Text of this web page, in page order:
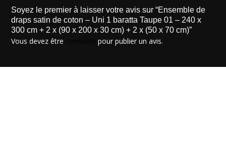
Soyez le premier à laisser votre avis sur “Ensemble de
draps satin de coton – Uni 1 baratta Taupe 01 – 240 x
300 cm + 2 x (90 x 200 x 30 cm) + 2 x (50 x 70 cm)”
Vous devez être pour publier un avis.